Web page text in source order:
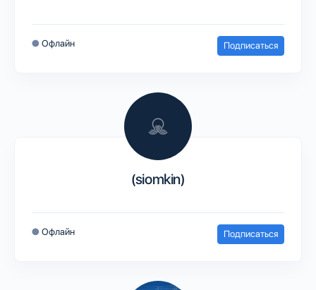
● Офлайн Подписаться
(siomkin)
● Офлайн Подписаться